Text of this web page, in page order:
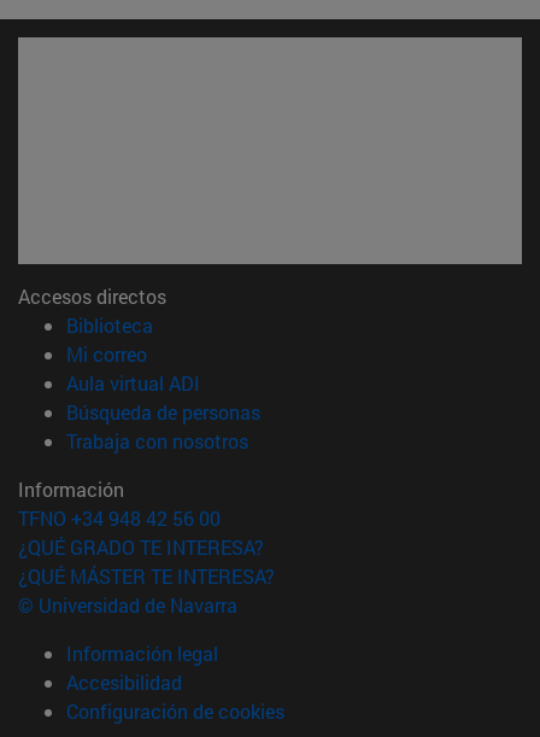
Accesos directos
Biblioteca
Mi correo(abre en nueva ventana)
Aula virtual ADI
Búsqueda de personas(abre en nueva ventana)
Trabaja con nosotros(abre en nueva ventana)
Información
TFNO +34 948 42 56 00
¿QUÉ GRADO TE INTERESA?
¿QUÉ MÁSTER TE INTERESA?
© Universidad de Navarra
Información legal
Accesibilidad
Configuración de cookies